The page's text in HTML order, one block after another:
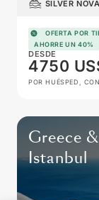
SILVER NOVA
OFERTA POR
AHORRE UN 40%
DESDE
4750
POR HUÉSPED,
Greece
Istanbul